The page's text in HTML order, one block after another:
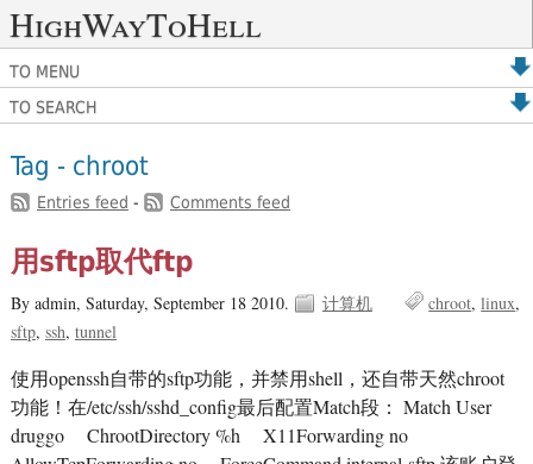
HighWayToHell
TO MENU
TO SEARCH
Tag - chroot
Entries feed - Comments feed
用sftp取代ftp
By admin, Saturday, September 18 2010. 计算机 chroot linux
sftp ssh tunnel
使用openssh自带的sftp功能，并禁用shell，还自带天然chroot
功能！在/etc/ssh/sshd_config最后配置Match段： Match User
druggo ChrootDirectory %h X11Forwarding no